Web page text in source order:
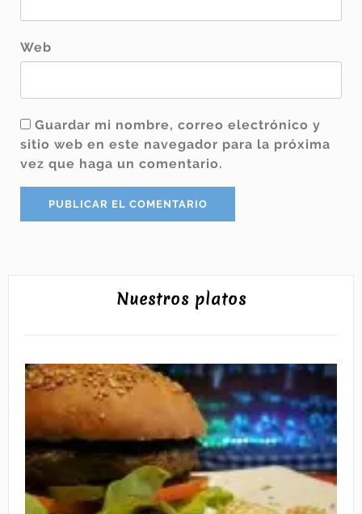
Web
Guardar mi nombre, correo electrónico y
sitio web en este navegador para la próxima
vez que haga un comentario.
Nuestros platos